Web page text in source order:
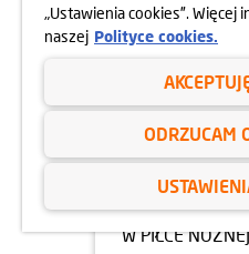
X
Z DOMÓW
W PIŁCE NOŻNEJ
„Ustawienia cookies”. Więcej
naszej Polityce cookies.
ODRZUCAM